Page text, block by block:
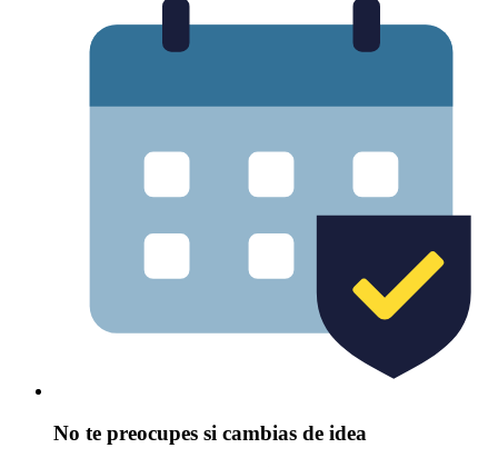
No te preocupes si cambias de idea